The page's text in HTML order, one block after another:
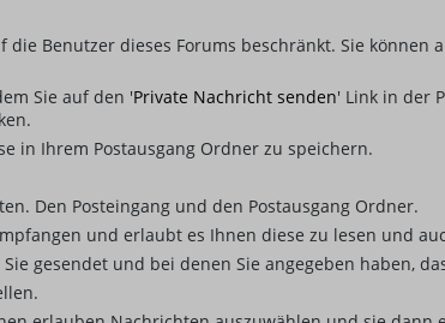
Benutzer dieses Forums beschränkt. Sie können
Sie auf den 'Private Nachricht senden' Link in der
in Ihrem Postausgang Ordner zu speichern.
Den Posteingang und den Postausgang Ordner.
und erlaubt es Ihnen diese zu lesen und
gesendet und bei denen Sie angegeben haben,